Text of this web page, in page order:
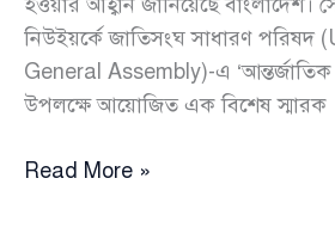
নিউইয়র্কে জাতিসংঘ সাধারণ
General Assembly)-এ ‘আন্তর্জাতিক
উপলক্ষে আয়োজিত এক বিশেষ স্মারক
বর্ণবাদ
Read More »